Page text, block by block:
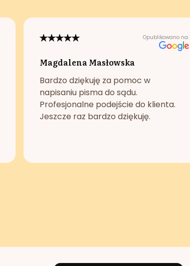
Opublikowano na:
Magdalena Masłowska
Bardzo dziękuję za pomoc w
napisaniu pisma do sądu.
Profesjonalne podejście do klienta.
Jeszcze raz bardzo dziękuję.